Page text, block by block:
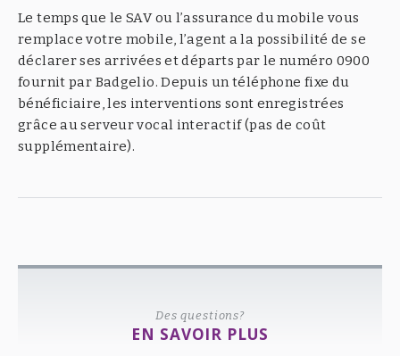
Le temps que le SAV ou l’assurance du mobile vous
remplace votre mobile, l’agent a la possibilité de se
déclarer ses arrivées et départs par le numéro 0900
fournit par Badgelio. Depuis un téléphone fixe du
bénéficiaire, les interventions sont enregistrées
grâce au serveur vocal interactif (pas de coût
supplémentaire).
Des questions?
EN SAVOIR PLUS